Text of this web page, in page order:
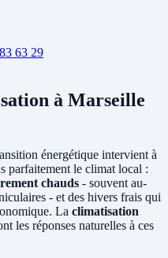
63 29
à Marseille
énergétique intervient à
parfaitement le climat local :
chauds - souvent au-
- et des hivers frais qui
La climatisation
les réponses naturelles à ces